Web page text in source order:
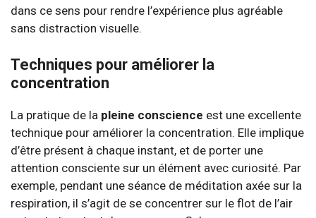
dans ce sens pour rendre l’expérience plus agréable
sans distraction visuelle.
Techniques pour améliorer la
concentration
La pratique de la pleine conscience est une excellente
technique pour améliorer la concentration. Elle implique
d’être présent à chaque instant, et de porter une
attention consciente sur un élément avec curiosité. Par
exemple, pendant une séance de méditation axée sur la
respiration, il s’agit de se concentrer sur le flot de l’air